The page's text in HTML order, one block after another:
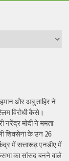
और अबु ताहिर ने
विरोधी कैसे।
नरेंद्र मोदी ने ममता
शिवसेना के उन 26
में सत्तारूढ़ एनडीए में
का सांसद बनने वाले